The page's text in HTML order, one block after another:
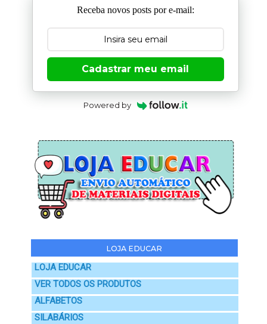
Receba novos posts por e-mail:
Cadastrar meu email
Powered by
LOJA EDUCAR
LOJA EDUCAR
VER TODOS OS PRODUTOS
ALFABETOS
SILABÁRIOS